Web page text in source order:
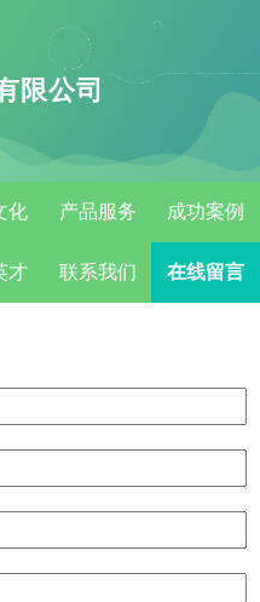
限公司
化 产品服务 成功案例
才 联系我们 在线留言